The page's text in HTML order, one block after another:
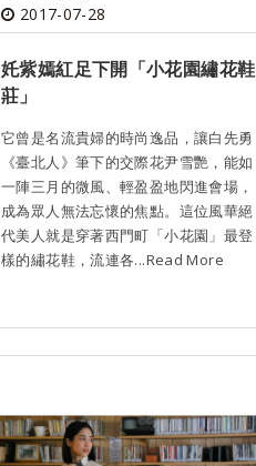
2017-07-28
奼紫嫣紅足下開「小花園繡花鞋
莊」
它曾是名流貴婦的時尚逸品，讓白先勇
《臺北人》筆下的交際花尹雪艷，能如
一陣三月的微風、輕盈盈地閃進會場，
成為眾人無法忘懷的焦點。這位風華絕
代美人就是穿著西門町「小花園」最登
樣的繡花鞋，流連各...Read More